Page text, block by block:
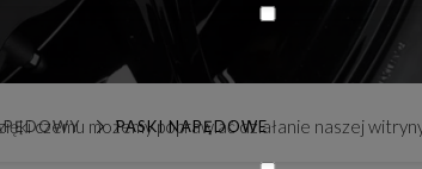
PASKI NAPĘDOWE
czemu możemy poprawiać działanie naszej